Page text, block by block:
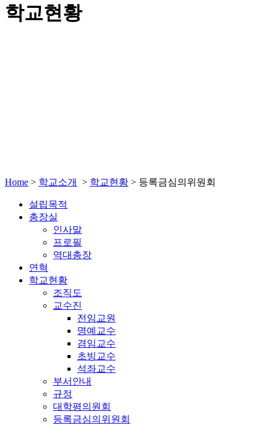
학교현황
Home > 학교소개 > 학교현황 > 등록금심의위원회
설립목적
총장실
인사말
프로필
역대총장
연혁
학교현황
조직도
교수진
전임교원
명예교수
겸임교수
초빙교수
석좌교수
부서안내
규정
대학평의원회
등록금심의위원회